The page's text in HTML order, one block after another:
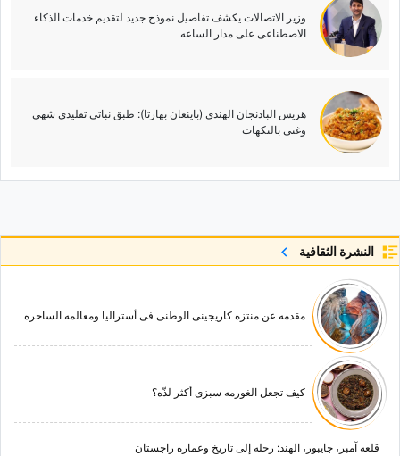
وزیر الاتصالات یکشف تفاصیل نموذج جدید لتقدیم خدمات الذکاء
الاصطناعی على مدار الساعه
هریس الباذنجان الهندی (باینغان بهارتا): طبق نباتی تقلیدی شهی
وغنی بالنکهات
النشرة الثقافية
مقدمه عن منتزه کاریجینی الوطنی فی أسترالیا ومعالمه الساحره
کیف تجعل الغورمه سبزی أکثر لذّه؟
قلعه آمبر، جایبور، الهند: رحله إلى تاریخ وعماره راجستان